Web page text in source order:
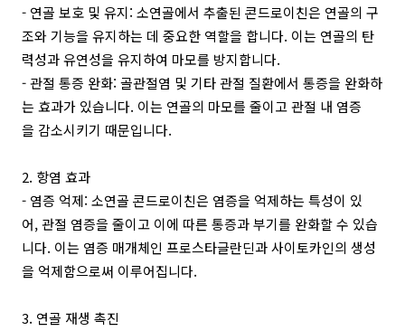
- 연골 보호 및 유지: 소연골에서 추출된 콘드로이친은 연골의 구
조와 기능을 유지하는 데 중요한 역할을 합니다. 이는 연골의 탄
력성과 유연성을 유지하여 마모를 방지합니다.
- 관절 통증 완화: 골관절염 및 기타 관절 질환에서 통증을 완화하
는 효과가 있습니다. 이는 연골의 마모를 줄이고 관절 내 염증
을 감소시키기 때문입니다.
2. 항염 효과
- 염증 억제: 소연골 콘드로이친은 염증을 억제하는 특성이 있
어, 관절 염증을 줄이고 이에 따른 통증과 부기를 완화할 수 있습
니다. 이는 염증 매개체인 프로스타글란딘과 사이토카인의 생성
을 억제함으로써 이루어집니다.
3. 연골 재생 촉진